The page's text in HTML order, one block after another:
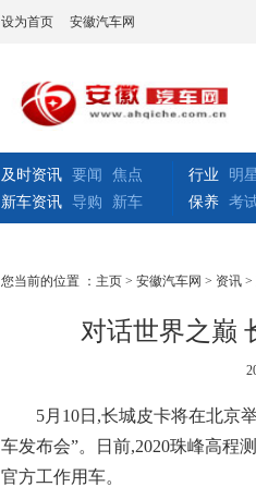
设为首页 安徽汽车网
及时资讯 要闻
焦点
新车资讯 导购 新车
行业 明星
保养 考
您当前的位置 ： 主页 > 安徽汽车网 > 资讯 >
对话世界之巅
5月10日,长城皮卡将在北京
车发布会”。日前,2020珠峰高程
官方工作用车。